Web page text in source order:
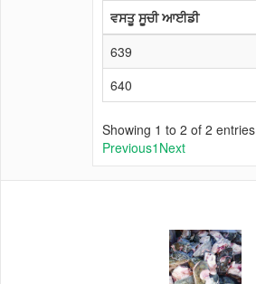
ਵਸਤੂ ਸੂਚੀ ਆਈਡੀ
639
640
Showing 1 to 2 of 2 entries
Previous1 Next